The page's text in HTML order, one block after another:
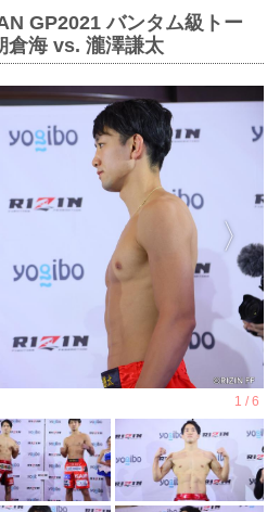
GP2021 バンタム級トー
倉海 vs. 瀧澤謙太